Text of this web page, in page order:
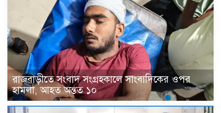
রাজবাড়ীতে সংবাদ সংগ্রহকালে সাংবাদিকের ওপর
হামলা, আহত অন্তত ১০